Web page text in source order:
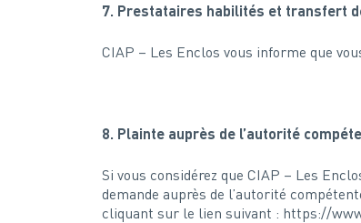
7. Prestataires habilités et transfert
CIAP – Les Enclos vous informe que
8. Plainte auprès de l’autorité
Si vous considérez que CIAP – Les
demande auprès de l’autorité
cliquant sur le lien suivant : https://